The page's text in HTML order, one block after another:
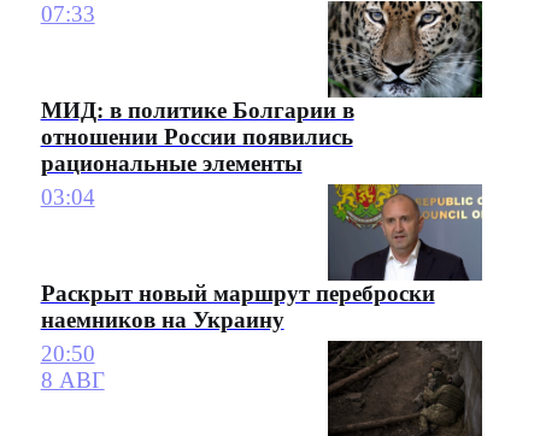
07:33
МИД: в политике Болгарии в
отношении России появились
рациональные элементы
03:04
Раскрыт новый маршрут переброски
наемников на Украину
20:50
8 АВГ